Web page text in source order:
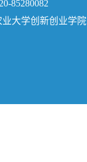
85280082
大学创新创业学院